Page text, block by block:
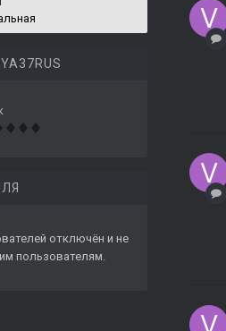
отключён и не
пользователям.